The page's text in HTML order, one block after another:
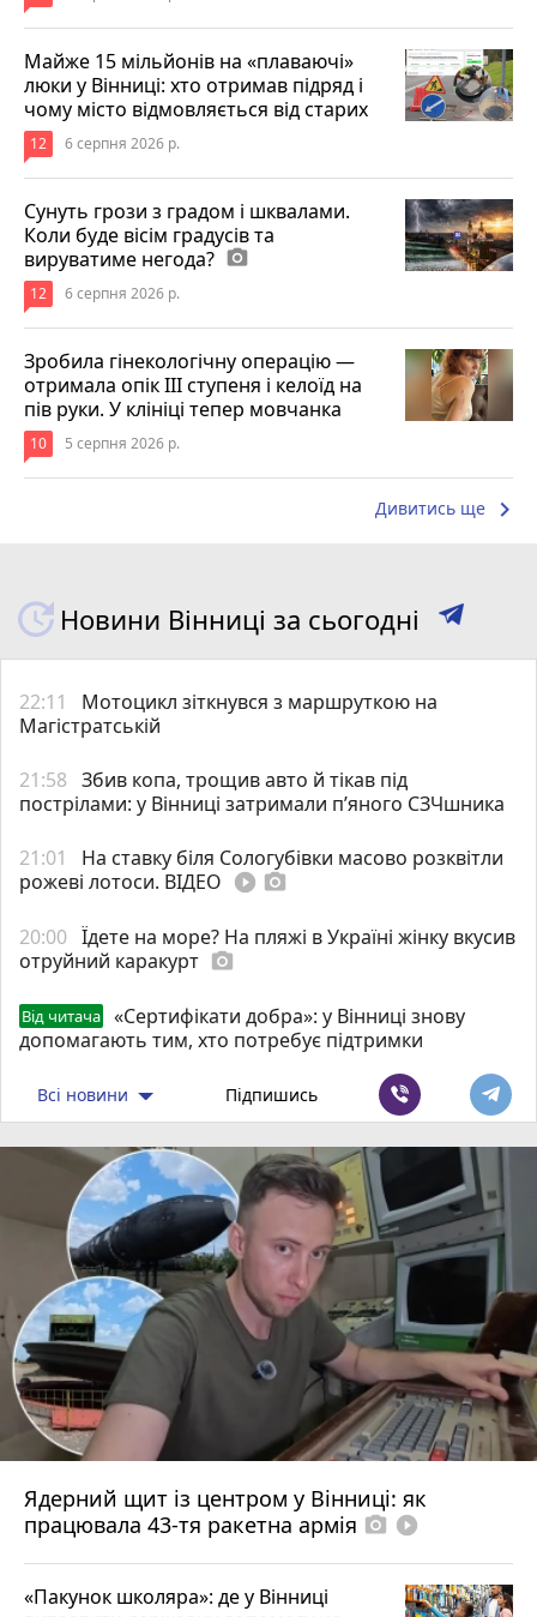
Майже 15 мільйонів на «плаваючі»
люки у Вінниці: хто отримав підряд і
чому місто відмовляється від старих
12 6 серпня 2026 р.
Сунуть грози з градом і шквалами.
Коли буде вісім градусів та
вируватиме негода? photo_camera
12 6 серпня 2026 р.
Зробила гінекологічну операцію —
отримала опік ІІІ ступеня і келоїд на
пів руки. У клініці тепер мовчанка
10 5 серпня 2026 р.
Дивитись ще keyboard_arrow_right
Новини Вінниці за сьогодні
22:11
Мотоцикл зіткнувся з маршруткою на
Магістратській
21:58 Збив копа, трощив авто й тікав під
пострілами: у Вінниці затримали п’яного СЗЧшника
21:01
На ставку біля Сологубівки масово розквітли
рожеві лотоси. ВІДЕО play_circle_filled photo_camera
20:00 Їдете на море? На пляжі в Україні жінку вкусив
отруйний каракурт photo_camera
Від читача
«Сертифікати добра»: у Вінниці знову
допомагають тим, хто потребує підтримки
Всі новини Підпишись
Ядерний щит із центром у Вінниці: як
працювала 43-тя ракетна армія photo_camera play_circle_filled
«Пакунок школяра»: де у Вінниці